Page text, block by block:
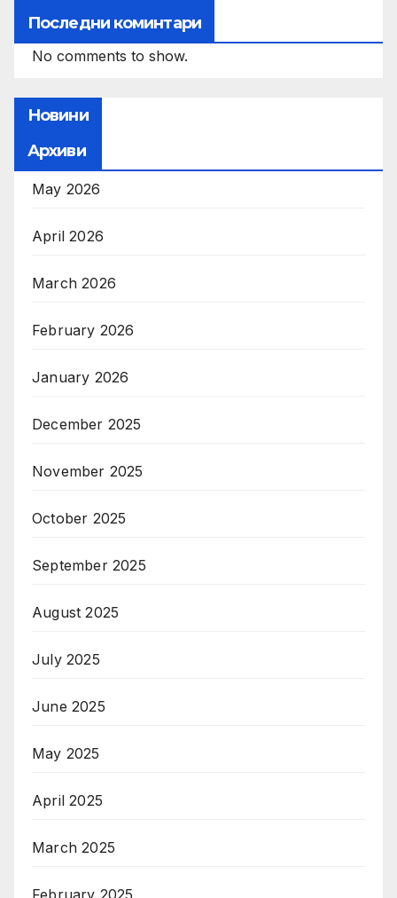
Последни коминтари
No comments to show.
Новини
Архиви
May 2026
April 2026
March 2026
February 2026
January 2026
December 2025
November 2025
October 2025
September 2025
August 2025
July 2025
June 2025
May 2025
April 2025
March 2025